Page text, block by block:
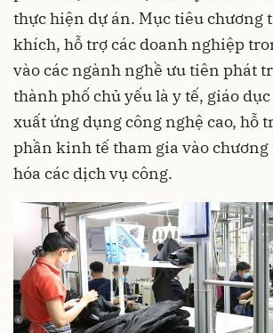
thực hiện dự án. Mục tiêu chương
khích, hỗ trợ các doanh nghiệp
vào các ngành nghề ưu tiên phát
thành phố chủ yếu là y tế, giáo dục
xuất ứng dụng công nghệ cao, hỗ
phần kinh tế tham gia vào
hóa các dịch vụ công.